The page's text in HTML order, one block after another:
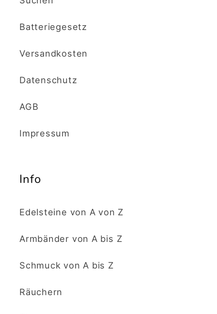
Batteriegesetz
Versandkosten
Datenschutz
AGB
Impressum
Info
Edelsteine von A von Z
Armbänder von A bis Z
Schmuck von A bis Z
Räuchern